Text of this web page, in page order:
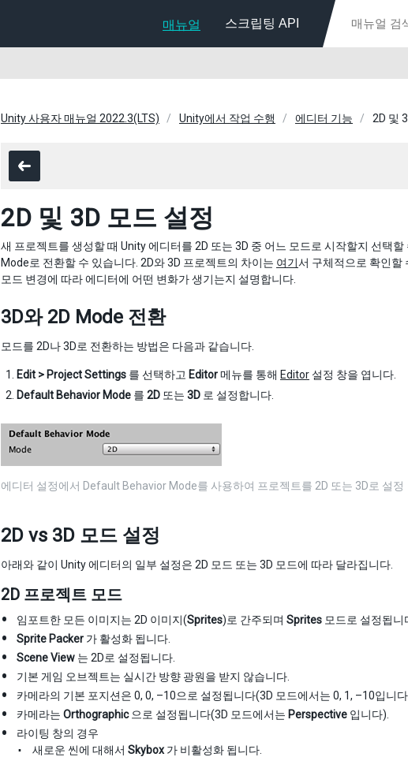
매뉴얼 스크립팅 API
Unity 사용자 매뉴얼 2022.3(LTS) Unity에서 작업 수행 에디터 기능 2D 및
2D 및 3D 모드 설정
새 프로젝트를 생성할 때 Unity 에디터를 2D 또는 3D 중 어느 모드로 시작할지 선택
Mode로 전환할 수 있습니다. 2D와 3D 프로젝트의 차이는 여기서 구체적으로 확인할
모드 변경에 따라 에디터에 어떤 변화가 생기는지 설명합니다.
3D와 2D Mode 전환
모드를 2D나 3D로 전환하는 방법은 다음과 같습니다.
Edit > Project Settings 를 선택하고 Editor메뉴를 통해 Editor 설정 창을 엽니다.
Default Behavior Mode 를 2D 또는 3D 로 설정합니다.
에디터 설정에서 Default Behavior Mode를 사용하여 프로젝트를 2D 또는 3D로 설정
2D vs 3D 모드 설정
아래와 같이 Unity 에디터의 일부 설정은 2D 모드 또는 3D 모드에 따라 달라집니다.
2D 프로젝트 모드
임포트한 모든 이미지는 2D 이미지(Sprites)로 간주되며 Sprites 모드로 설정됩니
Sprite Packer 가 활성화 됩니다.
Scene View 는 2D로 설정됩니다.
기본 게임 오브젝트는 실시간 방향 광원을 받지 않습니다.
카메라의 기본 포지션은 0, 0, –10으로 설정됩니다(3D 모드에서는 0, 1, –10입니
카메라는 Orthographic으로 설정됩니다(3D 모드에서는 Perspective 입니다).
라이팅 창의 경우
새로운 씬에 대해서 Skybox 가 비활성화 됩니다.